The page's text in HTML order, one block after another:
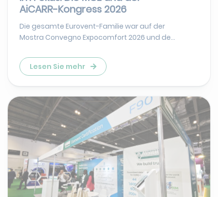
AiCARR-Kongress 2026
Die gesamte Eurovent-Familie war auf der
Mostra Convegno Expocomfort 2026 und de...
Lesen Sie mehr